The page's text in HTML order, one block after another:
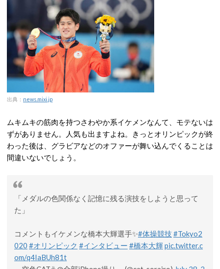
出典： news.mixi.jp
ムキムキの筋肉を持つさわやか系イケメンなんて、モテないは
ずがありません。人気も出ますよね。きっとオリンピックが終
わった後は、グラビアなどのオファーが舞い込んでくることは
間違いないでしょう。
「メダルの色関係なく記憶に残る演技をしようと思って
た」
コメントもイケメンな橋本大輝選手✨#体操競技 #Tokyo2
020 #オリンピック #インタビュー #橋本大輝pic.twitter.c
om/q4IaBUh81t